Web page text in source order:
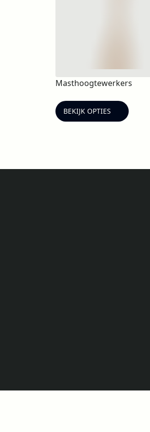
Masthoogtewerkers
BEKIJK OPTIES